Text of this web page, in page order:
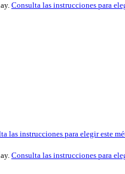
Consulta las instrucciones para
las instrucciones para elegir este
Consulta las instrucciones para